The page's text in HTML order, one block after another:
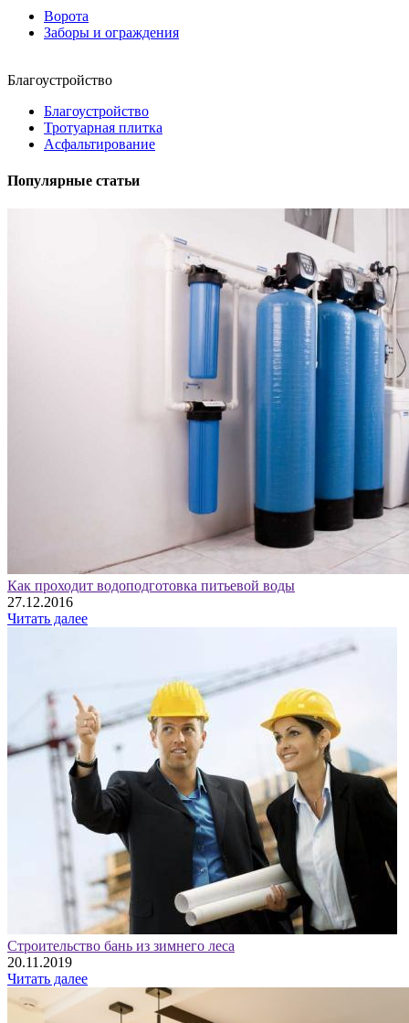
Ворота
Заборы и ограждения
Благоустройство
Благоустройство
Тротуарная плитка
Асфальтирование
Популярные статьи
Как проходит водоподготовка питьевой воды
27.12.2016
Читать далее
Строительство бань из зимнего леса
20.11.2019
Читать далее